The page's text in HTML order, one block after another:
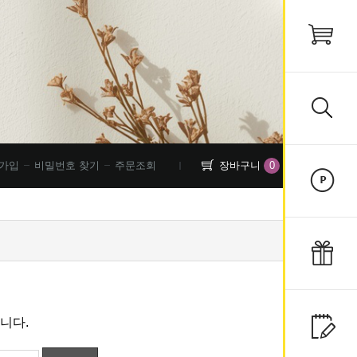
장바구니 0
주문조회
비밀번호 찾기
입
다.